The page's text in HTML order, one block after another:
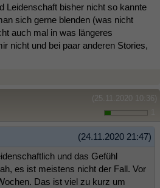
Leidenschaft bisher nicht so kannte
sich gerne blenden (was nicht
auch mal in was längeres
nicht und bei paar anderen Stories,
(25.11.2020 10:36)
(24.11.2020 21:47)
und das Gefühl
es ist meistens nicht der Fall. Vor
Das ist viel zu kurz um